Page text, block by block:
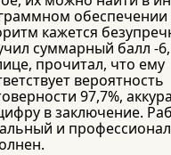
обеспечении
кажется
суммарный балл -
прочитал, что ему
вероятность
97,7%,
в заключение.
и